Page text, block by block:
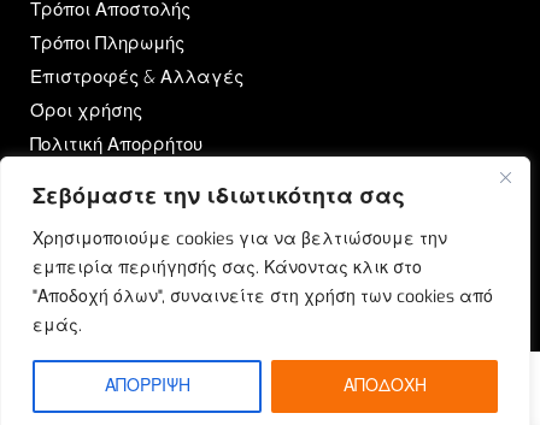
Σεβόμαστε την ιδιωτικότητα σας
Χρησιμοποιούμε cookies για να βελτιώσουμε την
εμπειρία περιήγησής σας. Κάνοντας κλικ στο
"Αποδοχή όλων", συναινείτε στη χρήση των cookies από
εμάς.
ΑΠΟΡΡΙΨΗ ΑΠΟΔΟΧΗ
Τρόποι Αποστολής
Τρόποι Πληρωμής
Επιστροφές & Αλλαγές
Όροι χρήσης
Πολιτική Απορρήτου
OUTRUN
Ποιοι Είμαστε
Επικοινωνία
Blog